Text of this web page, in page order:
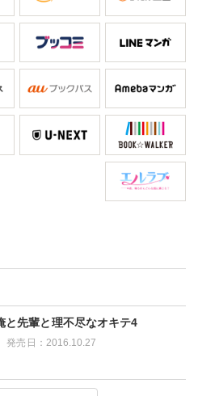
と先輩と理不尽なオキテ4
発売日： 2016.10.27
先輩と理不尽なオキテ3
先輩と理不尽なオキテ2
先輩と理不尽なオキテ1